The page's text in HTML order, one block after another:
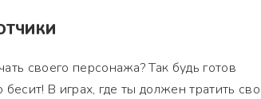
своего персонажа? Так будь готов
В играх, где ты должен тратить